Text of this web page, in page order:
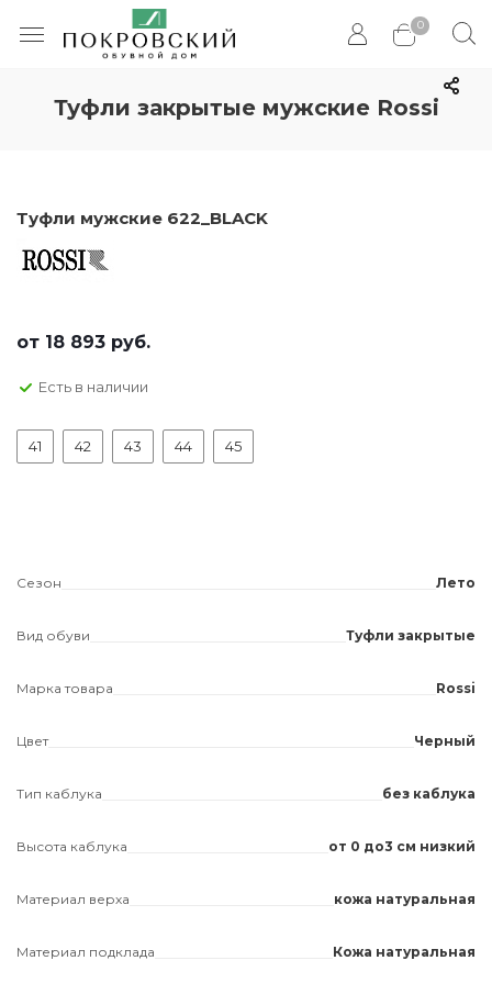
0
Туфли закрытые мужские Rossi
Туфли мужские 622_BLACK
от 18 893 руб.
Есть в наличии
41 42 43 44 45
Сезон Лето
Вид обуви Туфли закрытые
Марка товара Rossi
Цвет Черный
Тип каблука без каблука
Высота каблука от 0 до3 см низкий
Материал верха кожа натуральная
Материал подклада Кожа натуральная